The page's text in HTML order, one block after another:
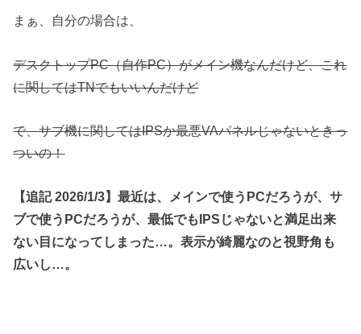
まぁ、自分の場合は、
デスクトップPC（自作PC）がメイン機なんだけど、これ
に関してはTNでもいいんだけど
で、サブ機に関してはIPSか最悪VAパネルじゃないときっ
ついの！
【追記 2026/1/3】最近は、メインで使うPCだろうが、サ
ブで使うPCだろうが、最低でもIPSじゃないと満足出来
ない目になってしまった…。表示が綺麗なのと視野角も
広いし…。